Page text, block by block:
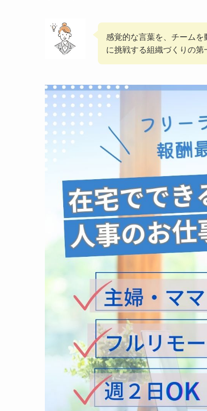
感覚的な言葉を、チーム
に挑戦する組織づくりの第